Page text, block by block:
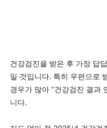
건강검진을 받은 후 가장 답
일 것입니다. 특히 우편으로
경우가 많아 “건강검진 결과
니다.